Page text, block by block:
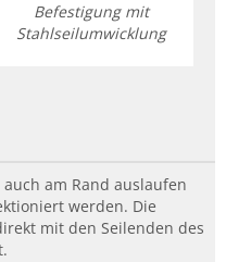
Befestigung mit
Stahlseilumwicklung
am Rand auslaufen
werden. Die
mit den Seilenden des